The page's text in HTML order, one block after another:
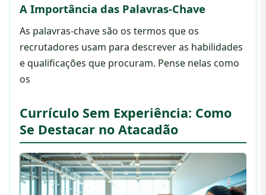
A Importância das Palavras-Chave
As palavras-chave são os termos que os
recrutadores usam para descrever as habilidades
e qualificações que procuram. Pense nelas como
os
Currículo Sem Experiência: Como
Se Destacar no Atacadão